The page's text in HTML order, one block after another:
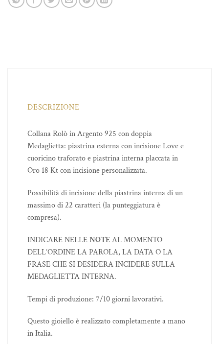
DESCRIZIONE
Collana Rolò in Argento 925 con doppia
Medaglietta: piastrina esterna con incisione Love e
cuoricino traforato e piastrina interna placcata in
Oro 18 Kt con incisione personalizzata.
Possibilità di incisione della piastrina interna di un
massimo di 22 caratteri (la punteggiatura è
compresa).
INDICARE NELLENOTEAL MOMENTO
DELL’ORDINE LA PAROLA, LA DATA O LA
FRASE CHE SI DESIDERA INCIDERE SULLA
MEDAGLIETTA INTERNA.
Tempi di produzione: 7/10 giorni lavorativi.
Questo gioiello è realizzato completamente a mano
in Italia.